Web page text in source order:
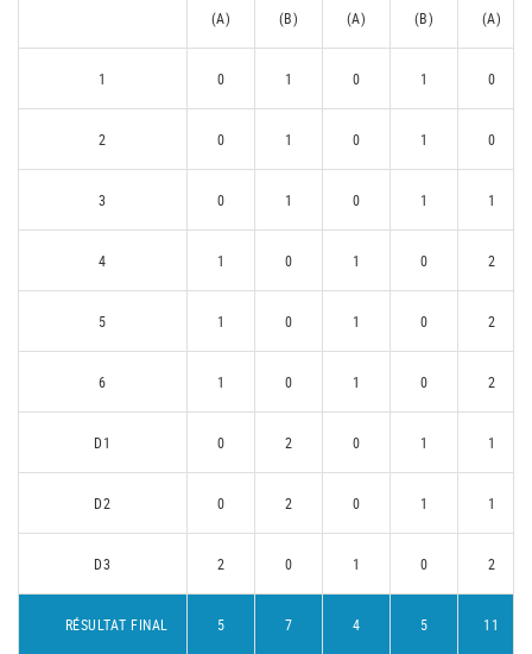
(A) (B) (A) (B) (A)
1 0 1 0 1 0
2 0 1 0 1 0
3 0 1 0 1 1
4 1 0 1 0 2
5 1 0 1 0 2
6 1 0 1 0 2
D1 0 2 0 1 1
D2 0 2 0 1 1
D3 2 0 1 0 2
RÉSULTAT FINAL 5 7 4 5 11